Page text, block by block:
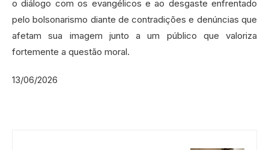
o diálogo com os evangélicos e ao desgaste enfrentado
pelo bolsonarismo diante de contradições e denúncias que
afetam sua imagem junto a um público que valoriza
fortemente a questão moral.
13/06/2026